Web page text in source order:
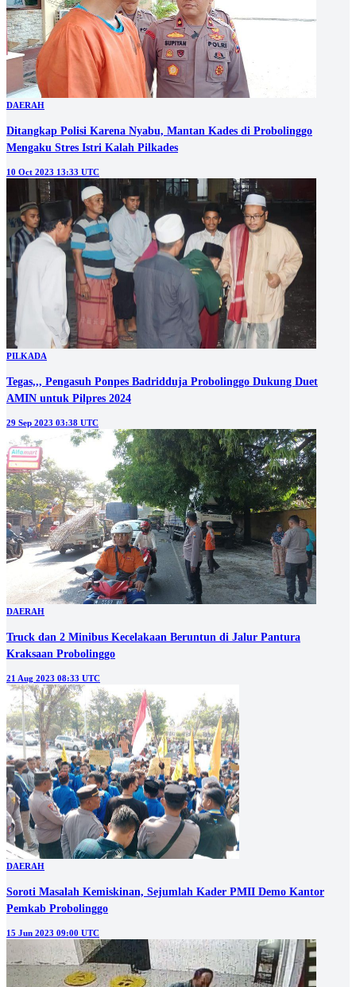
DAERAH
Ditangkap Polisi Karena Nyabu, Mantan Kades di Probolinggo
Mengaku Stres Istri Kalah Pilkades
10 Oct 2023 13:33 UTC
PILKADA
Tegas,,, Pengasuh Ponpes Badridduja Probolinggo Dukung Duet
AMIN untuk Pilpres 2024
29 Sep 2023 03:38 UTC
DAERAH
Truck dan 2 Minibus Kecelakaan Beruntun di Jalur Pantura
Kraksaan Probolinggo
21 Aug 2023 08:33 UTC
DAERAH
Soroti Masalah Kemiskinan, Sejumlah Kader PMII Demo Kantor
Pemkab Probolinggo
15 Jun 2023 09:00 UTC